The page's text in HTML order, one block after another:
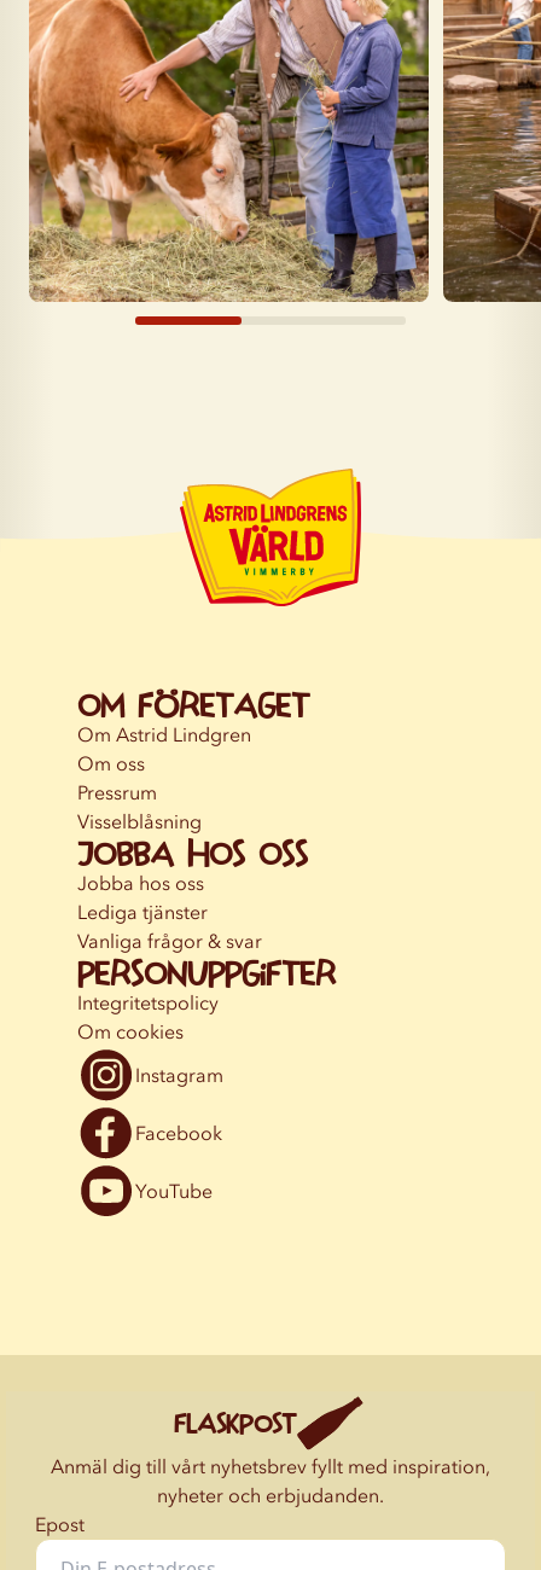
Om företaget
Om Astrid Lindgren
Om oss
Pressrum
Visselblåsning
Jobba hos oss
Jobba hos oss
Lediga tjänster
Vanliga frågor & svar
Personuppgifter
Integritetspolicy
Om cookies
Instagram
Facebook
YouTube
FLASKPOST
Anmäl dig till vårt nyhetsbrev fyllt med inspiration,
nyheter och erbjudanden.
Epost